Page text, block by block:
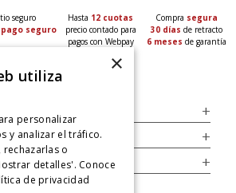
seguro
pago seguro
Hasta 12 cuotas
precio contado para
pagos con Webpay
Compra segura
30 días de retracto
6 meses de garantía
+
+
+
×
utiliza
personalizar
y analizar el tráfico.
rechazarlas o
detalles'. Conoce
de privacidad